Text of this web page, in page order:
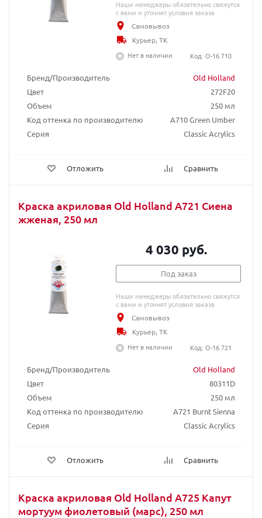
Бренд/Производитель
Old Holland
Цвет
272F20
Объем
250 мл
Код оттенка по производителю
A710 Green Umber
Серия
Classic Acrylics
Отложить Сравнить
Наши менеджеры обязательно свяжутся
с вами и уточнят условия заказа
Самовывоз
Курьер, ТК
Нет в наличии
Код: O-16.710
Краска акриловая Old Holland A721 Сиена
жженая, 250 мл
Бренд/Производитель
Old Holland
Цвет
80311D
Объем
250 мл
Код оттенка по производителю
A721 Burnt Sienna
Серия
Classic Acrylics
Отложить Сравнить
4 030 руб.
Под заказ
Наши менеджеры обязательно свяжутся
с вами и уточнят условия заказа
Самовывоз
Курьер, ТК
Нет в наличии
Код: O-16.721
Краска акриловая Old Holland A725 Капут
мортуум фиолетовый (марс), 250 мл